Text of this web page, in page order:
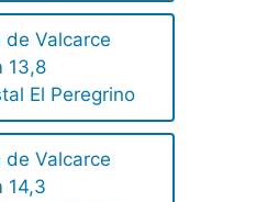
de Valcarce
13,8
El Peregrino
de Valcarce
14,3